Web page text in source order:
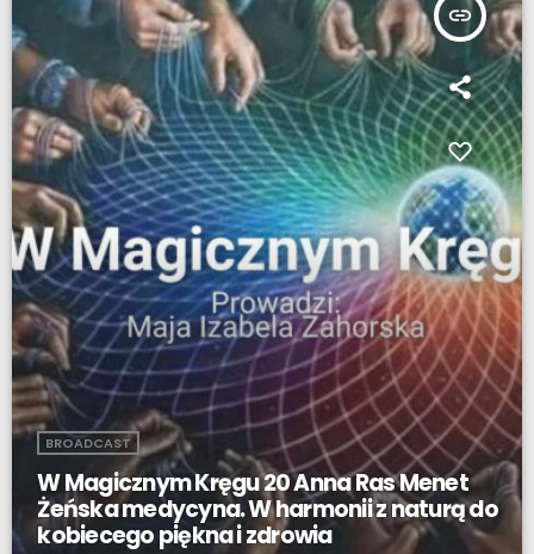
insert_link
BROADCAST
W Magicznym Kręgu 20 Anna Ras Menet
Żeńska medycyna. W harmonii z naturą do
kobiecego piękna i zdrowia